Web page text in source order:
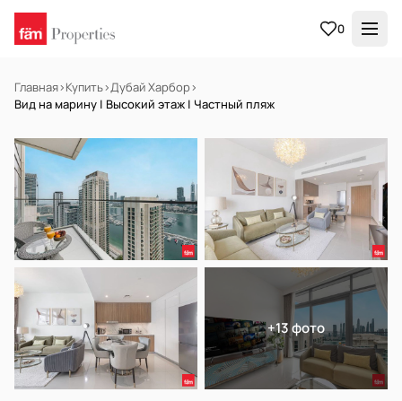
0
Главная›Купить›Дубай Харбор›
Вид на марину | Высокий этаж | Частный пляж
В АРЕНДУ Готов к заселению
+13 фото